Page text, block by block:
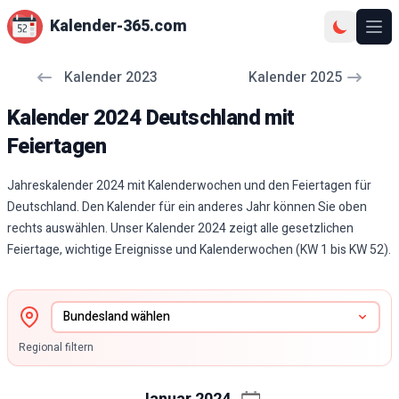
Kalender-365.com
Kalender 2023 Kalender 2025
Kalender 2024 Deutschland mit
Feiertagen
Jahreskalender 2024 mit Kalenderwochen und den Feiertagen für
Deutschland. Den Kalender für ein anderes Jahr können Sie oben
rechts auswählen. Unser Kalender 2024 zeigt alle gesetzlichen
Feiertage, wichtige Ereignisse und Kalenderwochen (KW 1 bis KW 52).
Regional filtern